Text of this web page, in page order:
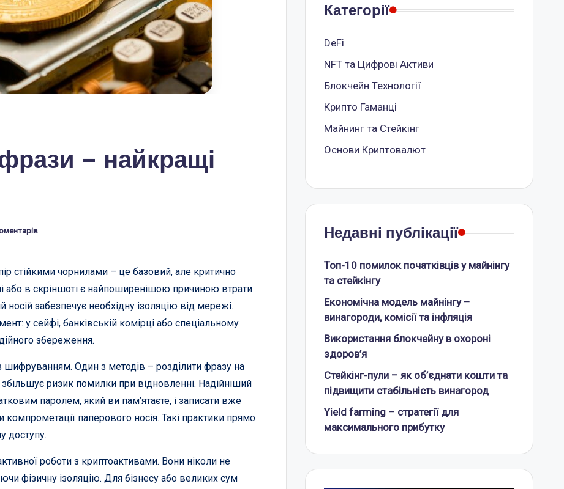
– найкращі
стійкими чорнилами – це базовий, але критично
або в скріншоті є найпоширенішою причиною втрати
забезпечує необхідну ізоляцію від мережі.
у сейфі, банківській комірці або спеціальному
збереження.
Один з методів – розділити фразу на
збільшує ризик помилки при відновленні. Надійніший
паролем, який ви пам’ятаєте, і записати вже
паперового носія. Такі практики прямо
доступу.
роботи з криптоактивами. Вони ніколи не
фізичну ізоляцію. Для бізнесу або великих сум
Категорії
DeFi
NFT та Цифрові Активи
Блокчейн Технології
Крипто Гаманці
Майнинг та Стейкінг
Основи Криптовалют
Недавні публікації
Топ-10 помилок початківців у майнінгу
та стейкінгу
Економічна модель майнінгу –
винагороди, комісії та інфляція
Використання блокчейну в охороні
здоров’я
Стейкінг-пули – як об’єднати кошти та
підвищити стабільність винагород
Yield farming – стратегії для
максимального прибутку